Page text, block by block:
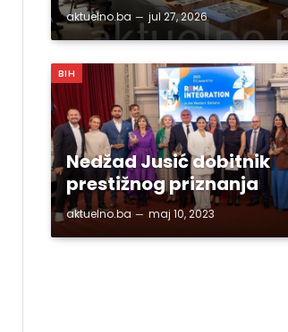
aktuelno.ba jul 27, 2026
BIH
Nedžad Jusić dobitnik
prestižnog priznanja
aktuelno.ba maj 10, 2023